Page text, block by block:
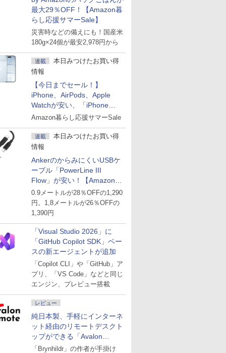
最大29％OFF！【Amazon暮
らし応援サマーSale】
災害時などの備えにも！国産米
180g×24個が最安2,978円から
連載
本日みつけたお買い得
情報
【今日までセール！】
iPhone、AirPods、Apple
Watchが安い、「iPhone
Air」256GB版が139,800円な
Amazon暮らし応援サマーSale
連載
本日みつけたお買い得
情報
AnkerのからみにくいUSBケ
ーブル「PowerLine III
Flow」が安い！【Amazon暮
らし応援サマーSale】
0.9メートルが28％OFFの1,290
円。1,8メートルが26％OFFの
1,390円
「Visual Studio 2026」に
「GitHub Copilot SDK」ベー
スの新エージェントが追加
「Copilot CLI」や「GitHub」ア
プリ、「VS Code」などと同じ
エンジン、プレビュー搭載
レビュー
純日本製、手軽にインターネ
ット経由のリモートデスクト
ップができる「Avalon
remote」
「Brynhildr」の作者が手掛け